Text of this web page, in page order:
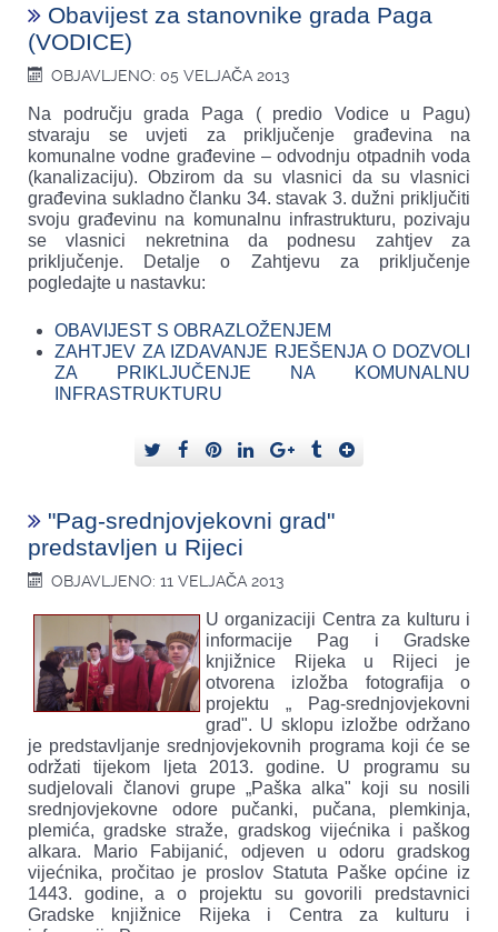
Obavijest za stanovnike grada Paga
(VODICE)
OBJAVLJENO: 05 VELJAČA 2013
Na području grada Paga ( predio Vodice u Pagu)
stvaraju se uvjeti za priključenje građevina na
komunalne vodne građevine – odvodnju otpadnih voda
(kanalizaciju). Obzirom da su vlasnici da su vlasnici
građevina sukladno članku 34. stavak 3. dužni priključiti
svoju građevinu na komunalnu infrastrukturu, pozivaju
se vlasnici nekretnina da podnesu zahtjev za
priključenje. Detalje o Zahtjevu za priključenje
pogledajte u nastavku:
OBAVIJEST S OBRAZLOŽENJEM
ZAHTJEV ZA IZDAVANJE RJEŠENJA O DOZVOLI
ZA PRIKLJUČENJE NA KOMUNALNU
INFRASTRUKTURU
"Pag-srednjovjekovni grad"
predstavljen u Rijeci
OBJAVLJENO: 11 VELJAČA 2013
U organizaciji Centra za kulturu i
informacije Pag i Gradske
knjižnice Rijeka u Rijeci je
otvorena izložba fotografija o
projektu „ Pag-srednjovjekovni
grad". U sklopu izložbe održano
je predstavljanje srednjovjekovnih programa koji će se
održati tijekom ljeta 2013. godine. U programu su
sudjelovali članovi grupe „Paška alka" koji su nosili
srednjovjekovne odore pučanki, pučana, plemkinja,
plemića, gradske straže, gradskog vijećnika i paškog
alkara. Mario Fabijanić, odjeven u odoru gradskog
vijećnika, pročitao je proslov Statuta Paške općine iz
1443. godine, a o projektu su govorili predstavnici
Gradske knjižnice Rijeka i Centra za kulturu i